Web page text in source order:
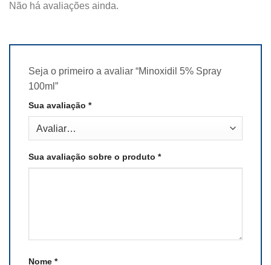
Não há avaliações ainda.
Seja o primeiro a avaliar “Minoxidil 5% Spray
100ml”
Sua avaliação *
Sua avaliação sobre o produto *
Nome *